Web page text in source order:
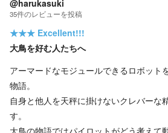
@harukasuki
35件のレビューを投稿
★★★ Excellent!!!
大鳥を好む人たちへ
アーマードなモジュールできるロボット
物語。
自身と他人を天秤に掛けないクレバーな
す。
大鳥の物語ではパイロットがどう考えて